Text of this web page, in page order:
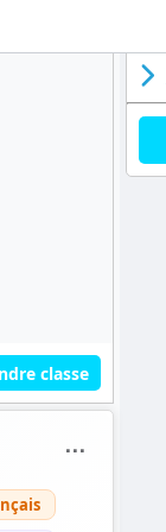
classe
⋯